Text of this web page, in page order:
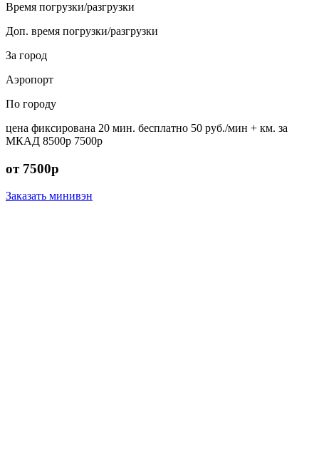
Время погрузки/разгрузки
Доп. время погрузки/разгрузки
За город
Аэропорт
По городу
цена фиксирована 20 мин. бесплатно 50 руб./мин + км. за
МКАД 8500р 7500р
от 7500р
Заказать минивэн